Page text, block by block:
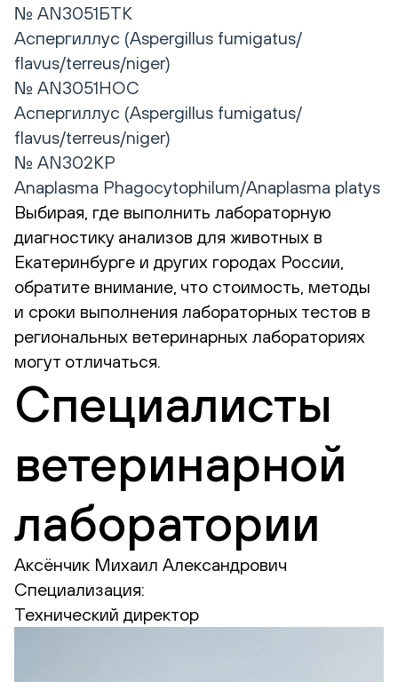
№ AN3051БТК
Аспергиллус (Aspergillus fumigatus/
flavus/terreus/niger)
№ AN3051НОС
Аспергиллус (Aspergillus fumigatus/
flavus/terreus/niger)
№ AN302КР
Anaplasma Phagocytophilum/Anaplasma platys
Выбирая, где выполнить лабораторную
диагностику анализов для животных в
Екатеринбурге и других городах России,
обратите внимание, что стоимость, методы
и сроки выполнения лабораторных тестов в
региональных ветеринарных лабораториях
могут отличаться.
Специалисты
ветеринарной
лаборатории
Аксёнчик Михаил Александрович
Специализация:
Технический директор